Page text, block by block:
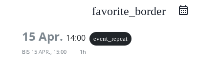
favorite_border
15 Apr. 14:00 event_repeat
BIS 15 APR., 15:00 1h